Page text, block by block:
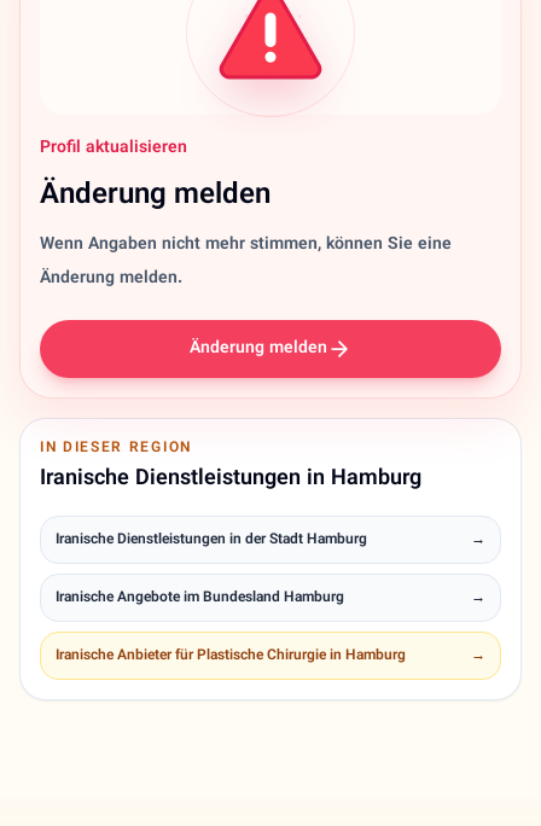
Profil aktualisieren
Änderung melden
Wenn Angaben nicht mehr stimmen, können Sie eine
Änderung melden.
Änderung melden
IN DIESER REGION
Iranische Dienstleistungen in Hamburg
Iranische Dienstleistungen in der Stadt Hamburg →
Iranische Angebote im Bundesland Hamburg →
Iranische Anbieter für Plastische Chirurgie in Hamburg →